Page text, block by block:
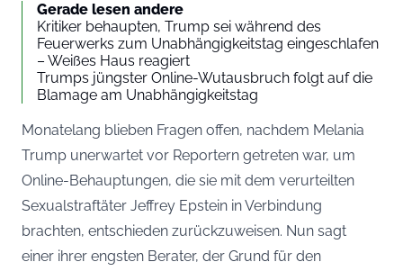
Gerade lesen andere
Kritiker behaupten, Trump sei während des
Feuerwerks zum Unabhängigkeitstag eingeschlafen
– Weißes Haus reagiert
Trumps jüngster Online-Wutausbruch folgt auf die
Blamage am Unabhängigkeitstag
Monatelang blieben Fragen offen, nachdem Melania
Trump unerwartet vor Reportern getreten war, um
Online-Behauptungen, die sie mit dem verurteilten
Sexualstraftäter Jeffrey Epstein in Verbindung
brachten, entschieden zurückzuweisen. Nun sagt
einer ihrer engsten Berater, der Grund für den